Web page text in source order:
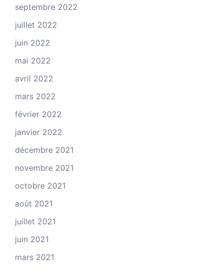
septembre 2022
juillet 2022
juin 2022
mai 2022
avril 2022
mars 2022
février 2022
janvier 2022
décembre 2021
novembre 2021
octobre 2021
août 2021
juillet 2021
juin 2021
mars 2021